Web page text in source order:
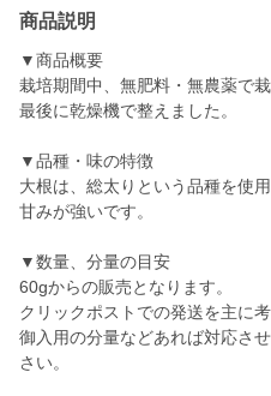
商品説明
▼商品概要
栽培期間中、無肥料・無農薬で
最後に乾燥機で整えました。
▼品種・味の特徴
大根は、総太りという品種を使用
甘みが強いです。
▼数量、分量の目安
60gからの販売となります。
クリックポストでの発送を主に考
御入用の分量などあれば対応さ
さい。